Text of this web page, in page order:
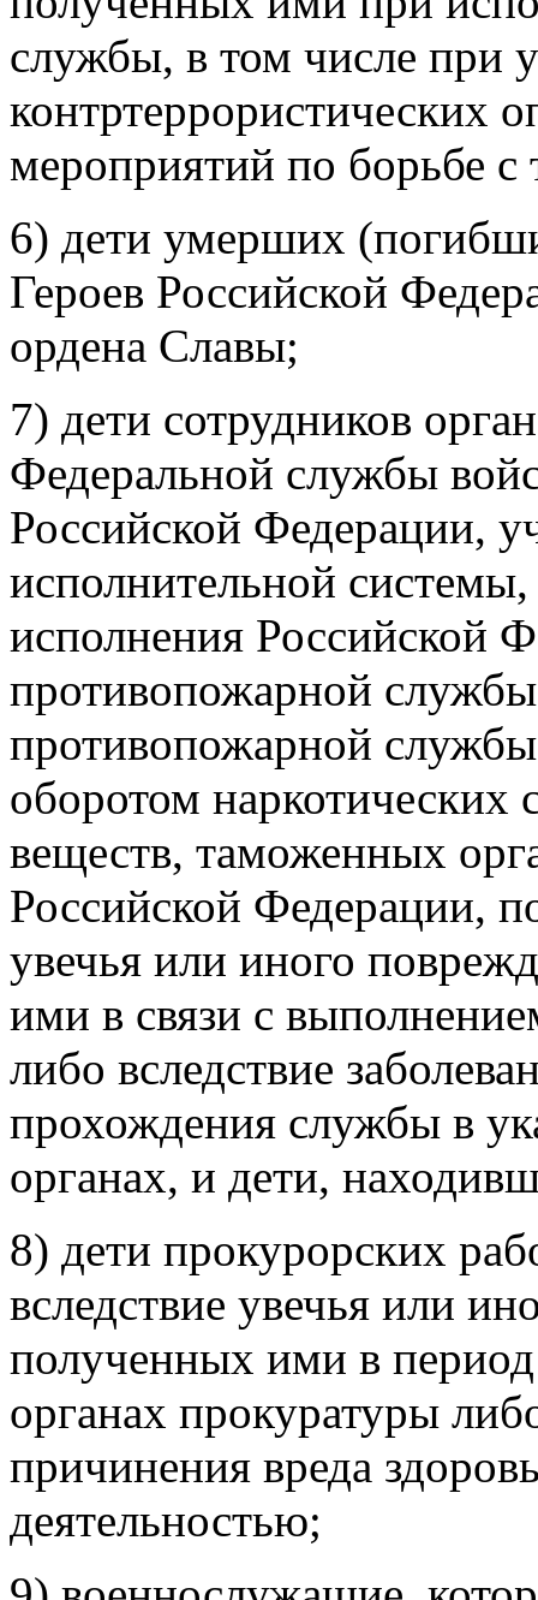
службы, в том числе при
контртеррористических
мероприятий по борьбе с
6) дети умерших
Героев Российской
ордена Славы;
7) дети сотрудников
Федеральной службы
Российской Федерации,
исполнительной
исполнения Российской
противопожарной
противопожарной
оборотом наркотических
веществ, таможенных
Российской Федерации,
увечья или иного
ими в связи с
либо вследствие
прохождения службы в
органах, и дети,
8) дети прокурорских
вследствие увечья или
полученных ими в
органах прокуратуры
причинения вреда
деятельностью;